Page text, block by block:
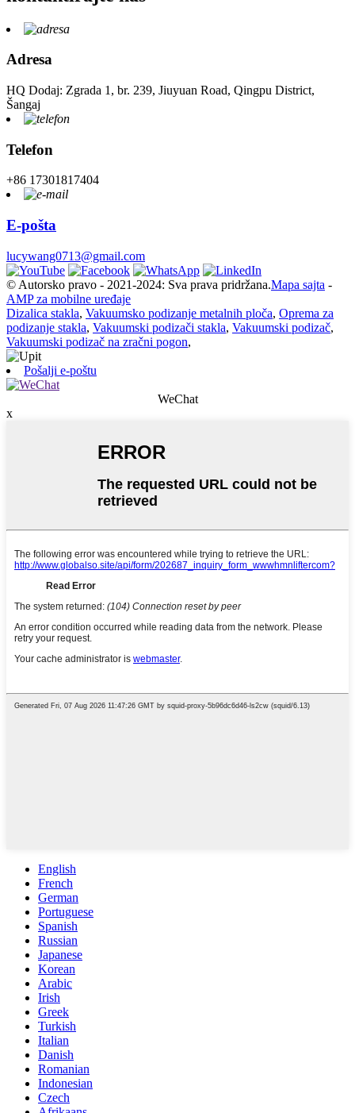
Adresa
HQ Dodaj: Zgrada 1, br. 239, Jiuyuan Road, Qingpu District,
Šangaj
Telefon
+86 17301817404
E-pošta
lucywang0713@gmail.com
© Autorsko pravo - 2021-2024: Sva prava pridržana.Mapa sajta -
AMP za mobilne uređaje
Dizalica stakla, Vakuumsko podizanje metalnih ploča, Oprema za
podizanje stakla, Vakuumski podizači stakla, Vakuumski podizač,
Vakuumski podizač na zračni pogon,
Pošalji e-poštu
WeChat
x
English
French
German
Portuguese
Spanish
Russian
Japanese
Korean
Arabic
Irish
Greek
Turkish
Italian
Danish
Romanian
Indonesian
Czech